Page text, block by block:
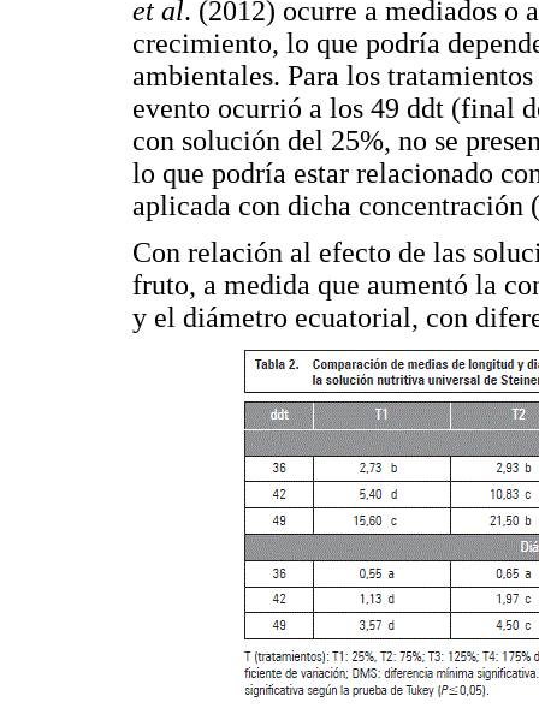
et al. (2012) ocurre a mediados o
crecimiento, lo que podría
ambientales. Para los
evento ocurrió a los 49 ddt (final
con solución del 25%, no se
lo que podría estar relacionado
aplicada con dicha concentración
Con relación al efecto de las
fruto, a medida que aumentó la
y el diámetro ecuatorial, con